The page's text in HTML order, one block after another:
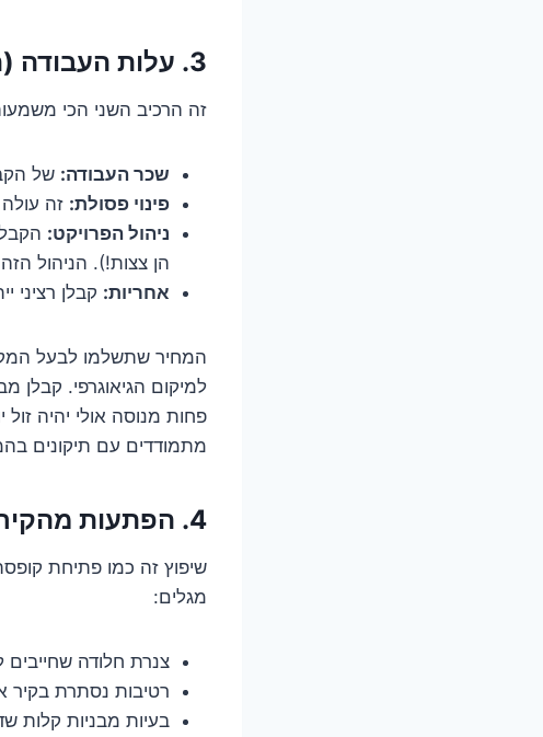
3. עלות העבודה (הקבלן/שיפוצניק): המומחיות ששווה כסף?
זה הרכיב השני הכי
שכר העבודה: של
פינוי פסולת: זה
ניהול הפרויקט:
הן צצות!). הניהול
אחריות: קבלן רציני
המחיר שתשלמו לבעל
למיקום הגיאוגרפי. קבלן
פחות מנוסה אולי יהיה
מתמודדים עם תיקונים
4. הפתעות מהקיר (ומהרצפה): התרחיש הכי פחות אהוב על כולם
שיפוץ זה כמו פתיחת
מגלים:
צנרת חלודה
רטיבות נסתרת בקיר
בעיות מבניות קלות